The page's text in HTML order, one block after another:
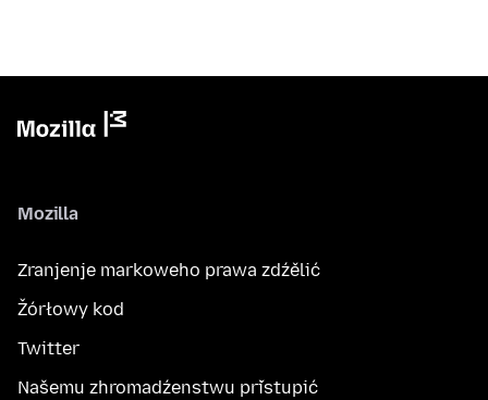
Mozilla
Zranjenje markoweho prawa zdźělić
Žórłowy kod
Twitter
Našemu zhromadźenstwu přistupić